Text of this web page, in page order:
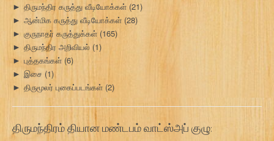
► திருமந்திர கருத்து வீடியோக்கள் (21)
► ஆன்மிக கருத்து வீடியோக்கள் (28)
► குருநாதர் கருத்துக்கள் (165)
► திருமந்திர அறிவியல் (1)
► புத்தகங்கள் (6)
► இசை (1)
► திருமூலர் புகைப்படங்கள் (2)
திருமந்திரம் தியான மண்டபம் வாட்ஸ்அப் குழு: